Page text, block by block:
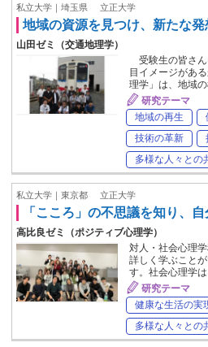
私立大学｜埼玉県 立正大学
地域の資源を見つけ、新たな
山田ゼミ（交通地理学）
受験生の皆さん
目イメージがあ
理学」は、地域
研究テーマ
地域の再生
技術の革新
多様な人々との
私立大学｜東京都 立正大学
「こころ」の不思議を知り、
高比良ゼミ（ポジティブ心理学）
対人・社会心理
詳しく学ぶこと
す。社会心理学
研究テーマ
健康な生活の実
多様な人々との